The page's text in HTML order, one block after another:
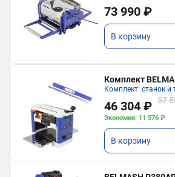
73 990 ₽
В корзину
Комплект
Комплект: станок и
46 304 ₽ 57
Экономия: 11 576 ₽
В корзину